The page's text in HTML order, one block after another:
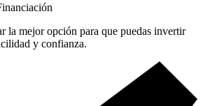
la mejor opción para que puedas invertir
y confianza.